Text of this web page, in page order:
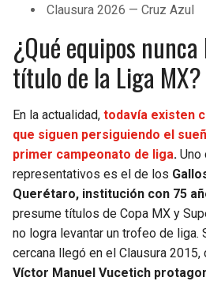
Clausura 2026 — Cruz Azul
¿Qué equipos
título de la Liga MX?
En la actualidad, todavía existen
que siguen persiguiendo el
primer campeonato de liga. Uno
representativos es el de los
Querétaro, institución con 75
presume títulos de Copa MX y
no logra levantar un trofeo de liga.
cercana llegó en el Clausura 2015,
Víctor Manuel Vucetich